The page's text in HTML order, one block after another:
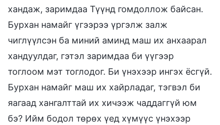
хандаж, заримдаа Түүнд гомдоллож байсан.
Бурхан намайг үгээрээ үргэлж залж
чиглүүлсэн ба миний аминд маш их анхаарал
хандуулдаг, гэтэл заримдаа би үүгээр
тоглоом мэт тоглодог. Би үнэхээр ингэх ёсгүй.
Бурхан намайг маш их хайрладаг, тэгвэл би
яагаад хангалттай их хичээж чаддаггүй юм
бэ? Ийм бодол төрөх үед хүмүүс үнэхээр